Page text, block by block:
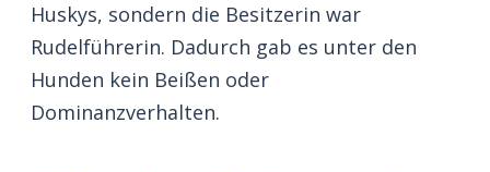
Huskys, sondern die Besitzerin war
Rudelführerin. Dadurch gab es unter den
Hunden kein Beißen oder
Dominanzverhalten.